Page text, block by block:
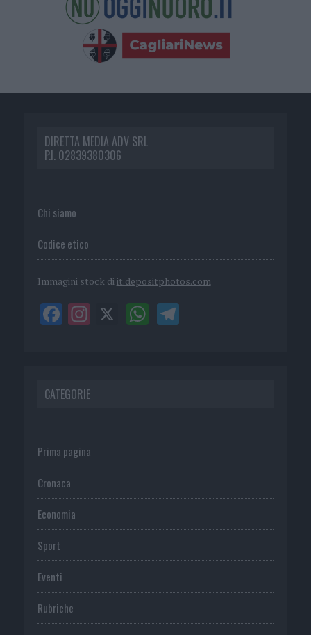
DIRETTA MEDIA ADV SRL
P.I. 02839380306
Chi siamo
Codice etico
Immagini stock di it.depositphotos.com
CATEGORIE
Prima pagina
Cronaca
Economia
Sport
Eventi
Rubriche